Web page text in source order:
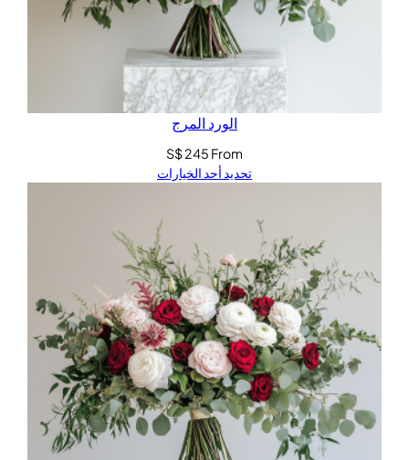
الورد المرج
From
S$245
تحديد أحد الخيارات